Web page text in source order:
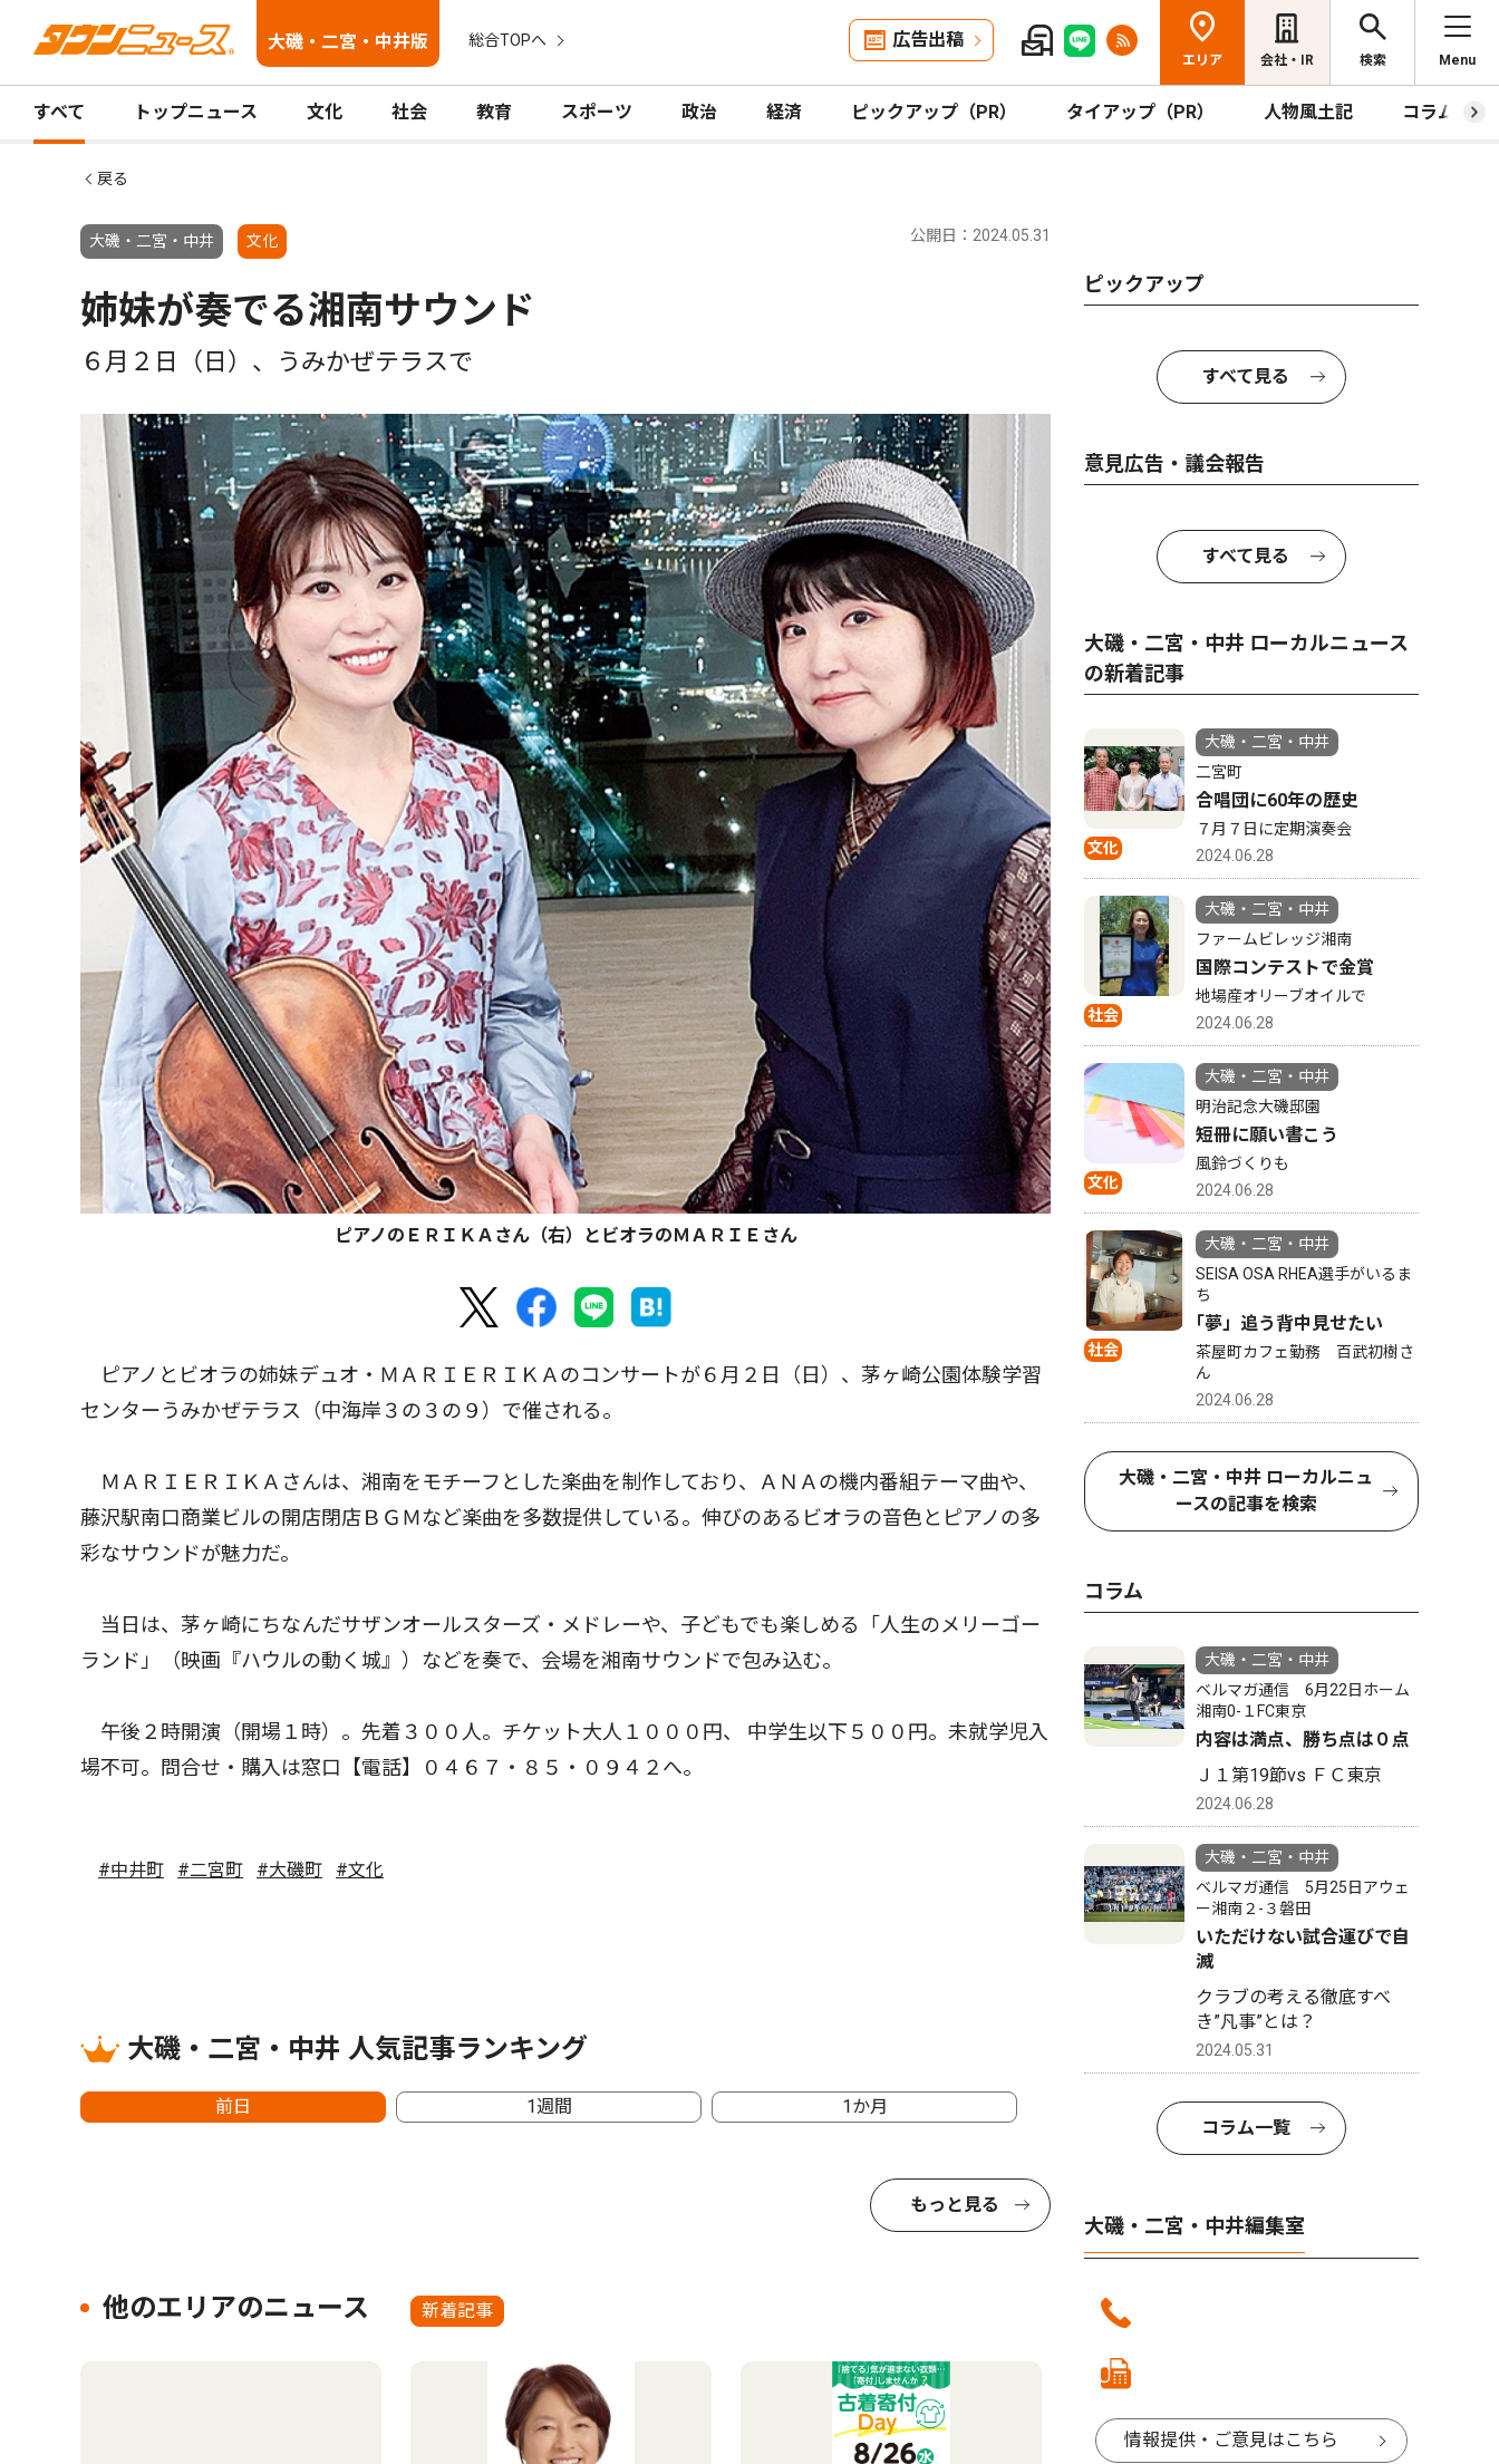
大磯・二宮・中井版 総合TOPへ 広告出稿
エリア 会社・IR 検索 Menu
すべて トップニュース 文化 社会 教育 スポーツ 政治 経済 ピックアップ（PR） タイアップ（PR） 人物風土記 コラム
戻る
大磯・二宮・中井 文化 公開日：2024.05.31
姉妹が奏でる湘南サウンド
６月２日（日）、うみかぜテラスで
ピアノのＥＲＩＫＡさん（右）とビオラのＭＡＲＩＥさん
ピアノとビオラの姉妹デュオ・ＭＡＲＩＥＲＩＫＡのコンサートが６月２日（日）、茅ヶ崎公園体験学習
センターうみかぜテラス（中海岸３の３の９）で催される。
ＭＡＲＩＥＲＩＫＡさんは、湘南をモチーフとした楽曲を制作しており、ＡＮＡの機内番組テーマ曲や、
藤沢駅南口商業ビルの開店閉店ＢＧＭなど楽曲を多数提供している。伸びのあるビオラの音色とピアノの多
彩なサウンドが魅力だ。
当日は、茅ヶ崎にちなんだサザンオールスターズ・メドレーや、子どもでも楽しめる「人生のメリーゴー
ランド」（映画『ハウルの動く城』）などを奏で、会場を湘南サウンドで包み込む。
午後２時開演（開場１時）。先着３００人。チケット大人１０００円、 中学生以下５００円。未就学児入
場不可。問合せ・購入は窓口【電話】０４６７・８５・０９４２へ。
#中井町 #二宮町 #大磯町 #文化
大磯・二宮・中井 人気記事ランキング
前日 1週間 1か月
もっと見る
他のエリアのニュース 新着記事
ピックアップ
すべて見る
意見広告・議会報告
すべて見る
大磯・二宮・中井 ローカルニュース
の新着記事
文化
大磯・二宮・中井
二宮町
合唱団に60年の歴史
７月７日に定期演奏会
2024.06.28
社会
大磯・二宮・中井
ファームビレッジ湘南
国際コンテストで金賞
地場産オリーブオイルで
2024.06.28
文化
大磯・二宮・中井
明治記念大磯邸園
短冊に願い書こう
風鈴づくりも
2024.06.28
社会
大磯・二宮・中井
SEISA OSA RHEA選手がいるま
ち
｢夢」追う背中見せたい
茶屋町カフェ勤務 百武初樹さ
ん
2024.06.28
大磯・二宮・中井 ローカルニュ
ースの記事を検索
コラム
大磯・二宮・中井
ベルマガ通信 6月22日ホーム
湘南0-１FC東京
内容は満点、勝ち点は０点
Ｊ１第19節vs ＦＣ東京
2024.06.28
大磯・二宮・中井
ベルマガ通信 5月25日アウェ
ー湘南２-３磐田
いただけない試合運びで自
滅
クラブの考える徹底すべ
き”凡事”とは？
2024.05.31
コラム一覧
大磯・二宮・中井編集室
情報提供・ご意見はこちら